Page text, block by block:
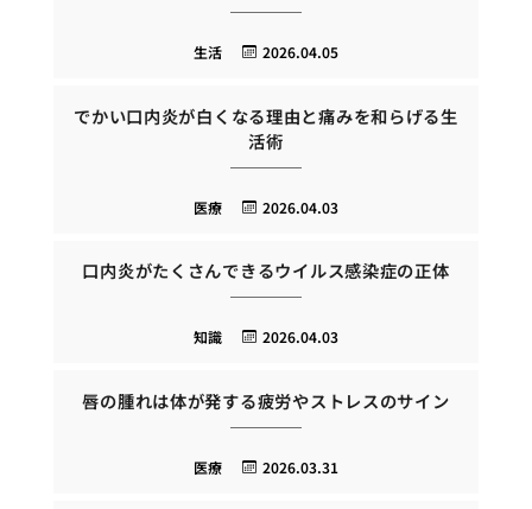
2026.04.05
生活
でかい口内炎が白くなる理由と痛みを和らげる生
活術
2026.04.03
医療
口内炎がたくさんできるウイルス感染症の正体
2026.04.03
知識
唇の腫れは体が発する疲労やストレスのサイン
2026.03.31
医療